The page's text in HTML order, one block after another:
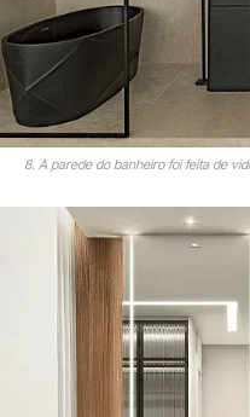
8. A parede do banheiro foi feita de